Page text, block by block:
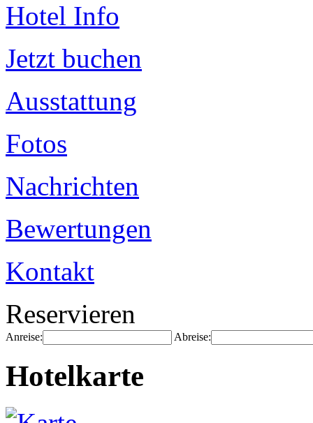
Hotel Info
Jetzt buchen
Ausstattung
Fotos
Nachrichten
Bewertungen
Kontakt
Reservieren
Anreise: Abreise:
Hotelkarte